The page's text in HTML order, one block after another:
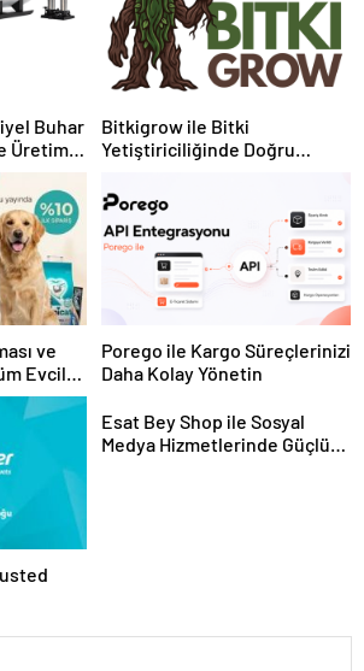
Buhar
Üretim
Bitkigrow ile Bitki
Yetiştiriciliğinde Doğru
ve
Evcil
Porego ile Kargo Süreçlerinizi
Daha Kolay Yönetin
Esat Bey Shop ile Sosyal
Medya Hizmetlerinde Güçlü